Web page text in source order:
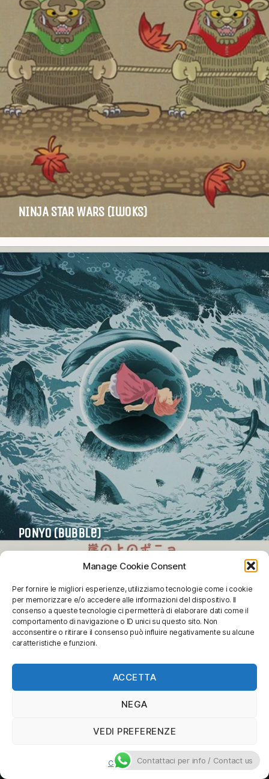
Manage Cookie Consent
Per fornire le migliori esperienze, utilizziamo tecnologie come i cookie
per memorizzare e/o accedere alle informazioni del dispositivo. Il
consenso a queste tecnologie ci permetterà di elaborare dati come il
comportamento di navigazione o ID unici su questo sito. Non
acconsentire o ritirare il consenso può influire negativamente su alcune
caratteristiche e funzioni.
ACCETTA
NEGA
VEDI PREFERENZE
Cookie Policy
NINJA STAR WARS (Iwoks)
PONYO (Bubble)
Contattaci per info / Contact us